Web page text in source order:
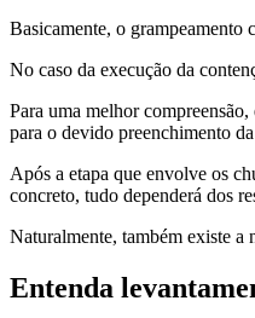
Basicamente, o grampeamento
No caso da execução da
Para uma melhor
para o devido preenchimento
Após a etapa que envolve os
concreto, tudo dependerá dos
Naturalmente, também existe a
Entenda